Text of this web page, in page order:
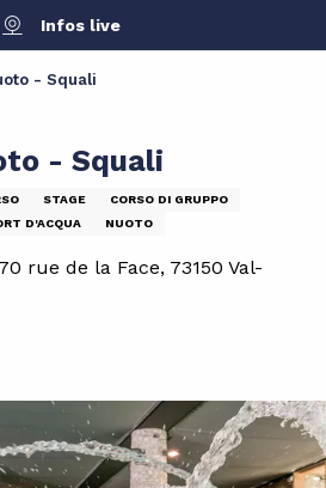
Infos live
- Squali
- Squali
STAGE
CORSO DI GRUPPO
D'ACQUA NUOTO
rue de la Face, 73150 Val-